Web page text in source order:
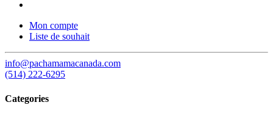
Mon compte
Liste de souhait
info@pachamamacanada.com
(514) 222-6295
Categories